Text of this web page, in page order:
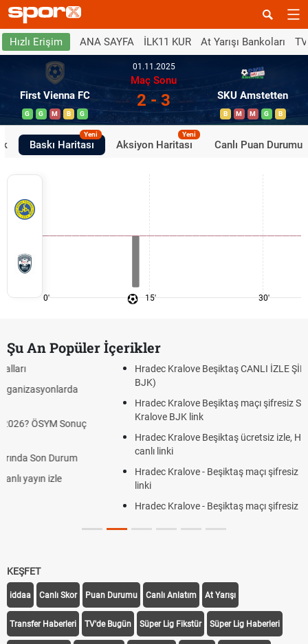
Hızlı Erişim ANA SAYFA İLK11 KUR At Yarışı Bankoları
First Vienna FC
G G M B G
01.11.2025
Maç Sonu
2 - 3 SKU Amstetten
B M M G B
Baskı Haritası
Yeni
Aksiyon Haritası
Yeni
Canlı Puan Durumu
0' 15' 30'
Şu An Popüler İçerikler
Hradec Kralove Beşiktaş CANLI İZLE ŞİFRESİZ (Hradec
Hradec Kralove Beşiktaş maçı şifresiz S Sport Plus izle,
Hradec Kralove Beşiktaş ücretsiz izle, Hradec Kralove BJK
Hradec Kralove - Beşiktaş maçı şifresiz izle canlı S Sport Plus
linki
Hradec Kralove - Beşiktaş maçı şifresiz izle canlı tv100 linki
KEŞFET
iddaa Canlı Skor Puan Durumu Canlı Anlatım At Yarışı
Transfer Haberleri TV'de Bugün Süper Lig Fikstür Süper Lig Haberleri